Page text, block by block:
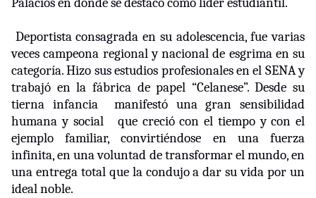
Palacios en donde se destacó como líder estudiantil.
Deportista consagrada en su adolescencia, fue varias
veces campeona regional y nacional de esgrima en su
categoría. Hizo sus estudios profesionales en el SENA y
trabajó en la fábrica de papel “Celanese”. Desde su
tierna infancia
manifestó una gran sensibilidad
humana y social que creció con el tiempo y con el
ejemplo familiar, convirtiéndose en una fuerza
infinita, en una voluntad de transformar el mundo, en
una entrega total que la condujo a dar su vida por un
ideal noble.